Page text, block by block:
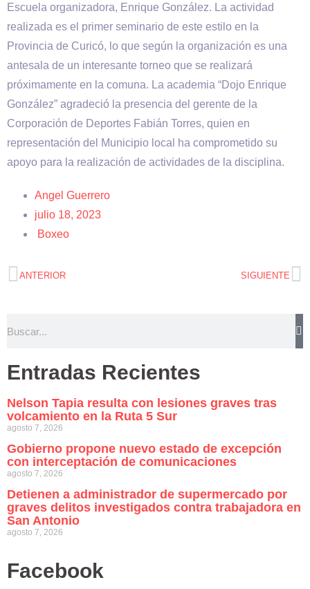
Escuela organizadora, Enrique González. La actividad
realizada es el primer seminario de este estilo en la
Provincia de Curicó, lo que según la organización es una
antesala de un interesante torneo que se realizará
próximamente en la comuna. La academia “Dojo Enrique
González” agradeció la presencia del gerente de la
Corporación de Deportes Fabián Torres, quien en
representación del Municipio local ha comprometido su
apoyo para la realización de actividades de la disciplina.
Angel Guerrero
julio 18, 2023
Boxeo
ANTERIOR SIGUIENTE
Entradas Recientes
Nelson Tapia resulta con lesiones graves tras
volcamiento en la Ruta 5 Sur
agosto 7, 2026
Gobierno propone nuevo estado de excepción
con interceptación de comunicaciones
agosto 7, 2026
Detienen a administrador de supermercado por
graves delitos investigados contra trabajadora en
San Antonio
agosto 7, 2026
Facebook